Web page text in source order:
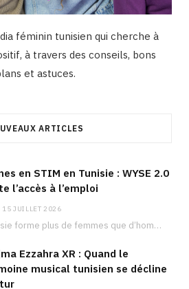
féminin tunisien qui cherche à
à travers des conseils, bons
et astuces.
ARTICLES
en STIM en Tunisie : WYSE 2.0
l’accès à l’emploi
15 JUILLET 2026
La Tunisie forme plus de femmes que d’hommes dans les filières scientifiques. Pourtant, pour beaucoup…
Ezzahra XR : Quand le
musical tunisien se décline